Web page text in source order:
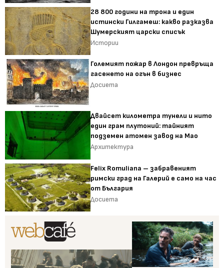
28 800 години на трона и един
истински Гилгамеш: какво разказва
Шумерският царски списък
Истории
Големият пожар в Лондон превръща
гасенето на огън в бизнес
Досиета
Двайсет километра тунели и нито
един грам плутоний: тайният
подземен атомен завод на Мао
Архитектура
Felix Romuliana – забравеният
римски град на Галерий е само на час
от България
Досиета